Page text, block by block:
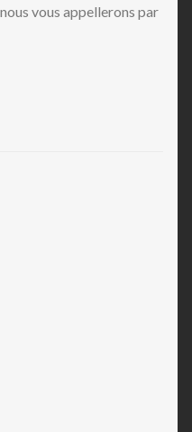
vous appellerons par